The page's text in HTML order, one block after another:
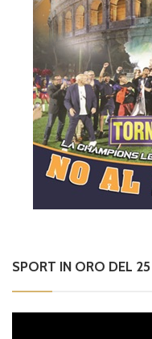
SPORT IN ORO DEL